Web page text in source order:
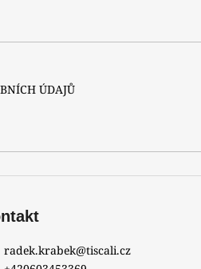
ÚDAJŮ
radek.krabek@tiscali.cz